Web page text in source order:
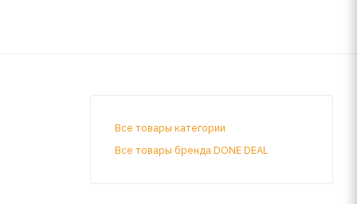
Все товары категории
Все товары бренда DONE DEAL